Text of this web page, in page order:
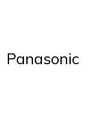
Panasonic